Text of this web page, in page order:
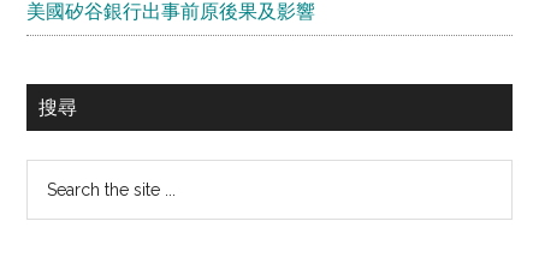
美國矽谷銀行出事前原後果及影響
搜尋